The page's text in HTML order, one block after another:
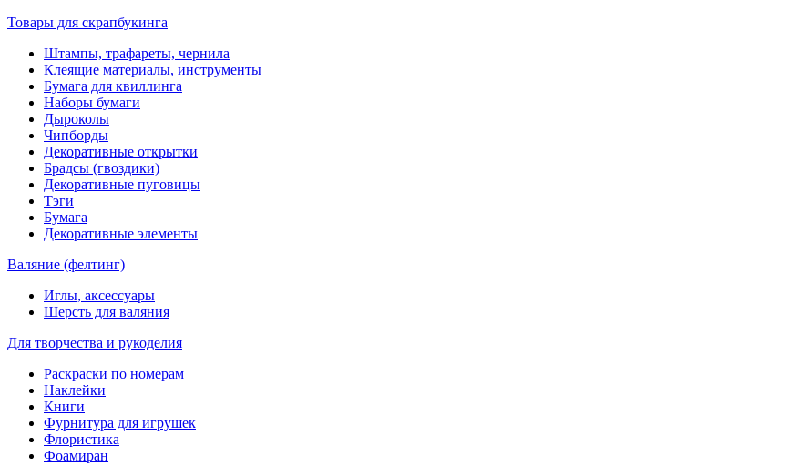
Товары для скрапбукинга
Штампы, трафареты, чернила
Клеящие материалы, инструменты
Бумага для квиллинга
Наборы бумаги
Дыроколы
Чипборды
Декоративные открытки
Брадсы (гвоздики)
Декоративные пуговицы
Тэги
Бумага
Декоративные элементы
Валяние (фелтинг)
Иглы, аксессуары
Шерсть для валяния
Для творчества и рукоделия
Раскраски по номерам
Наклейки
Книги
Фурнитура для игрушек
Флористика
Фоамиран